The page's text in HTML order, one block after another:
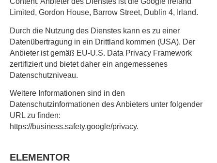
Limited, Gordon House, Barrow Street, Dublin 4, Irland.
Durch die Nutzung des Dienstes kann es zu einer
Datenübertragung in ein Drittland kommen (USA). Der
Anbieter ist gemäß EU-U.S. Data Privacy Framework
zertifiziert und bietet daher ein angemessenes
Datenschutzniveau.
Weitere Informationen sind in den
Datenschutzinformationen des Anbieters unter folgender
URL zu finden:
https://business.safety.google/privacy.
ELEMENTOR